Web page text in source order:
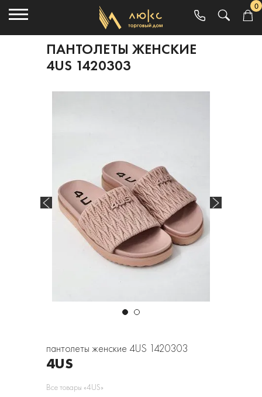
0
ПАНТОЛЕТЫ ЖЕНСКИЕ
4US 1420303
пантолеты женские 4US 1420303
4US
Все товары «4US»